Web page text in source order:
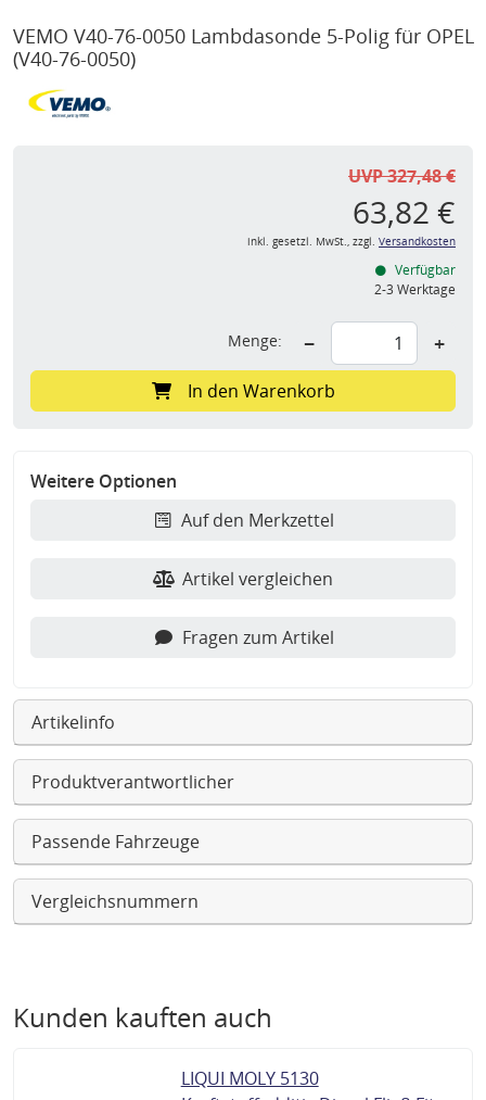
VEMO V40-76-0050 Lambdasonde 5-Polig für OPEL
(V40-76-0050)
UVP 327,48 €
63,82 €
inkl. gesetzl. MwSt., zzgl. Versandkosten
Verfügbar
2-3 Werktage
Menge: − +
In den Warenkorb
Weitere Optionen
Auf den Merkzettel
Artikel vergleichen
Fragen zum Artikel
Artikelinfo
Produktverantwortlicher
Passende Fahrzeuge
Vergleichsnummern
Kunden kauften auch
LIQUI MOLY 5130